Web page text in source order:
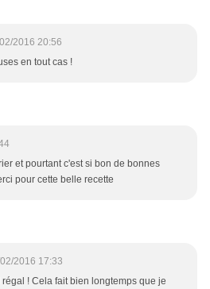
2016 20:56
en tout cas !
et pourtant c'est si bon de bonnes
pour cette belle recette
2016 17:33
régal ! Cela fait bien longtemps que je